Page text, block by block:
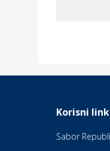
Korisni
Sabor